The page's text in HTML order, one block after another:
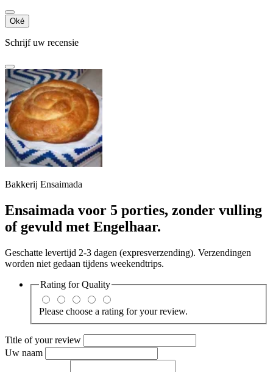
Oké
Schrijf uw recensie
Bakkerij Ensaimada
Ensaimada voor 5 porties, zonder vulling
of gevuld met Engelhaar.
Geschatte levertijd 2-3 dagen (expresverzending). Verzendingen
worden niet gedaan tijdens weekendtrips.
Rating forQuality
Please choose a rating for your review.
Title of your review
Uw naam